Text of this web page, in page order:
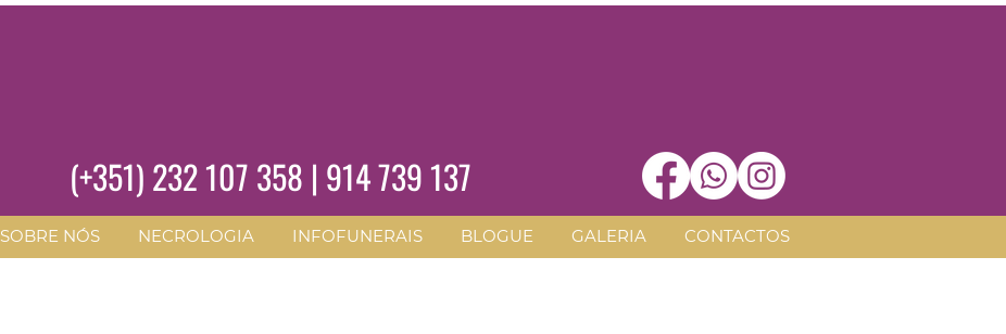
(+351) 232 107 358 | 914 739 137
SOBRE NÓS NECROLOGIA INFOFUNERAIS BLOGUE GALERIA CONTACTOS